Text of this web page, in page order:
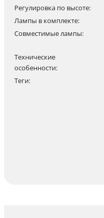
Регулировка по высоте:
Лампы в комплекте:
Совместимые лампы:
Технические
особенности:
Теги: